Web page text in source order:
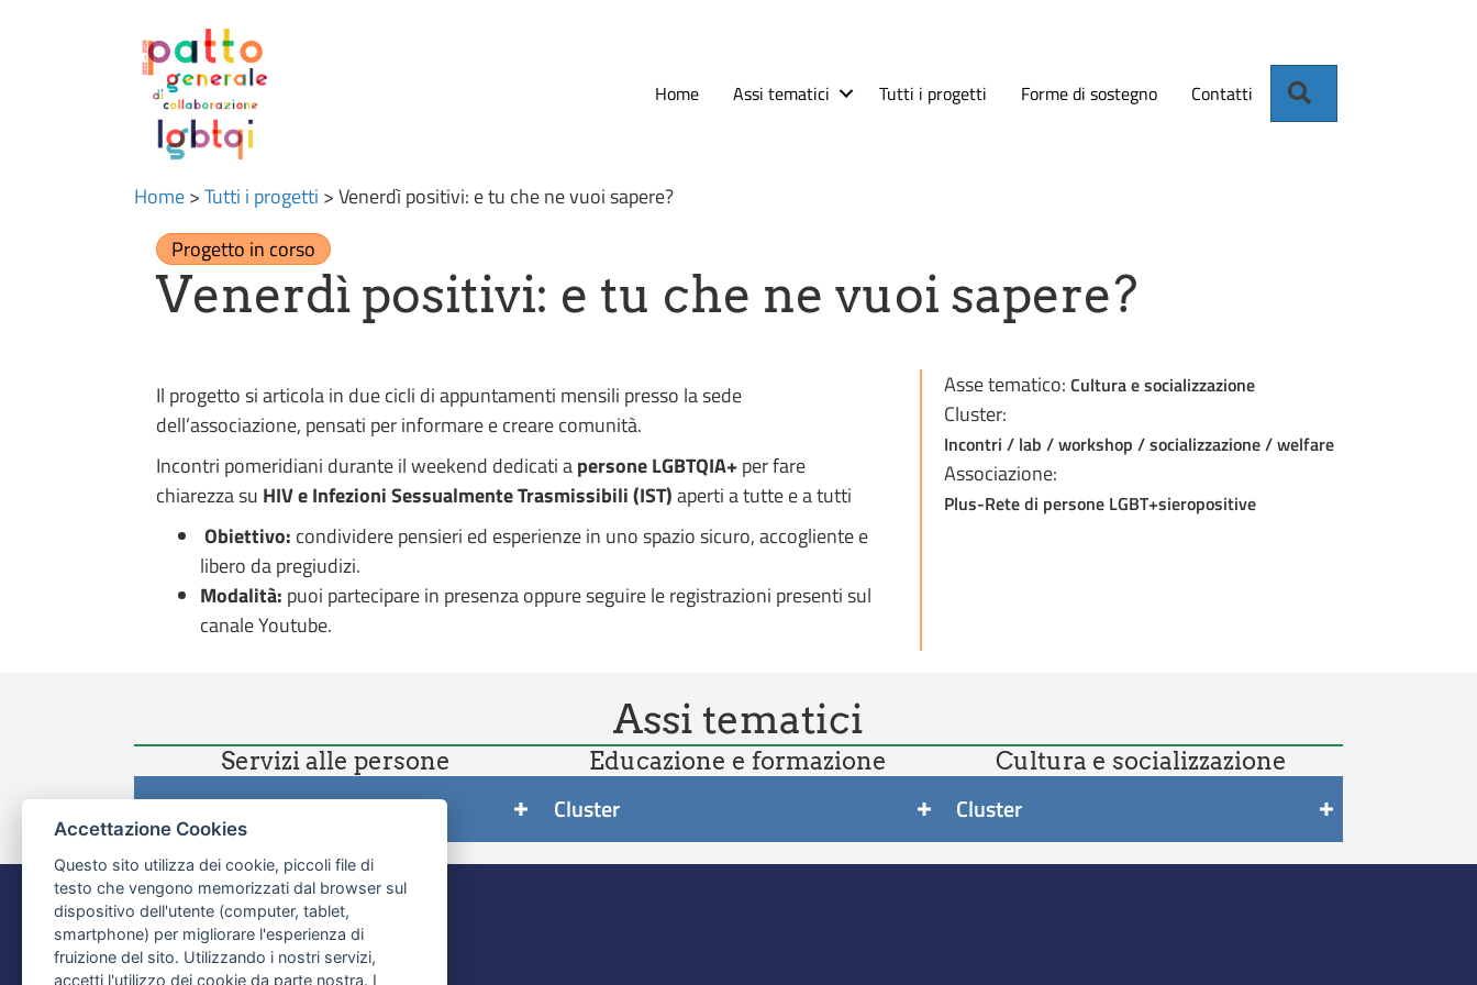
Home Assi tematici Tutti i progetti Forme di sostegno Contatti
Home>Tutti i progetti >Venerdì positivi: e tu che ne vuoi sapere?
Progetto in corso
Venerdì positivi: e tu che ne vuoi sapere?
Il progetto si articola in due cicli di appuntamenti mensili presso la sede
dell’associazione, pensati per informare e creare comunità.
Incontri pomeridiani durante il weekend dedicati apersone LGBTQIA+per fare
chiarezza su HIV e Infezioni Sessualmente Trasmissibili (IST)aperti a tutte e a tutti
Obiettivo: condividere pensieri ed esperienze in uno spazio sicuro, accogliente e
libero da pregiudizi.
Modalità: puoi partecipare in presenza oppure seguire le registrazioni presenti sul
canale Youtube.
Asse tematico: Cultura e socializzazione
Cluster:
Incontri / lab / workshop / socializzazione / welfare
Associazione:
Plus-Rete di persone LGBT+sieropositive
Assi tematici
Servizi alle persone
Cluster
Educazione e formazione
Cluster
Cultura e socializzazione
Cluster
Accettazione Cookies
Questo sito utilizza dei cookie, piccoli file di
testo che vengono memorizzati dal browser sul
dispositivo dell'utente (computer, tablet,
smartphone) per migliorare l'esperienza di
fruizione del sito. Utilizzando i nostri servizi,
accetti l'utilizzo dei cookie da parte nostra. I